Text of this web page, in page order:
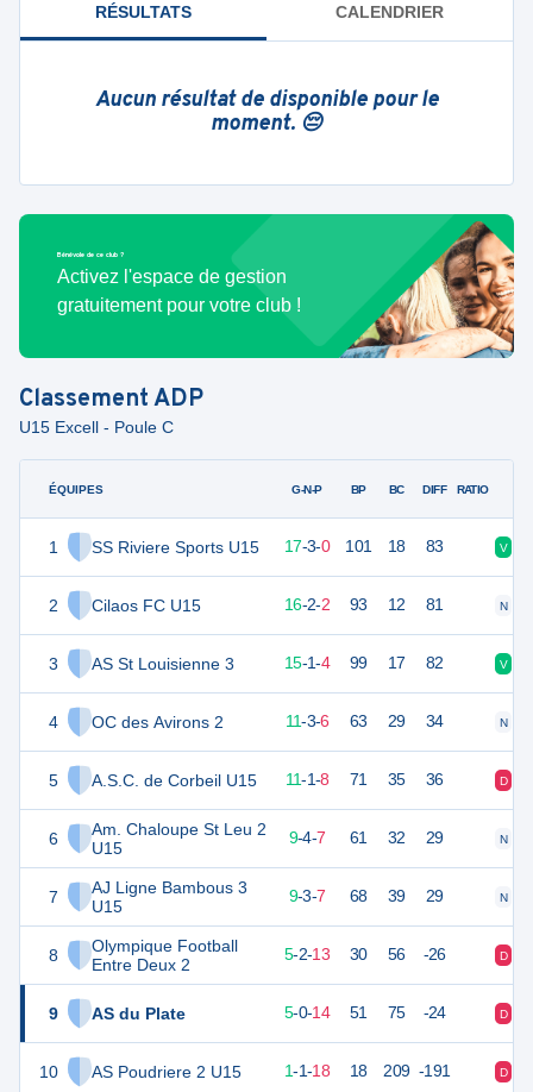
RÉSULTATS CALENDRIER
Aucun résultat de disponible pour le
moment. 😔
Bénévole de ce club ?
Activez l'espace de gestion
gratuitement pour votre club !
ClassementADP
U15 Excell - Poule C
ÉQUIPES
1 SS Riviere Sports U15
2 Cilaos FC U15
3 AS St Louisienne 3
4 OC des Avirons 2
5 A.S.C. de Corbeil U15
6
Am. Chaloupe St Leu 2
U15
7
AJ Ligne Bambous 3
U15
8
Olympique Football
Entre Deux 2
9 AS du Plate
10 AS Poudriere 2 U15
G-N-P BP BC DIFF RATIO
74 20 17-3-0 101 18 83 V
16-2-2 93 12 81 N
66 15-1-4 99 17 82 V
56 11-3-6 63 29 34 N
54 20 11-1-8 71 35 36 D
51 20 9-4-7 61 32 29 N
49 9-3-7 68 39 29 N
37 5-2-13 30 56 -26 D
5-0-14 51 75 -24 D
24 1-1-18 18 209 -191 D